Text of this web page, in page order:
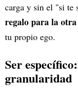
carga y sin el "si te
regalo para la
tu propio ego.
Ser
granularidad